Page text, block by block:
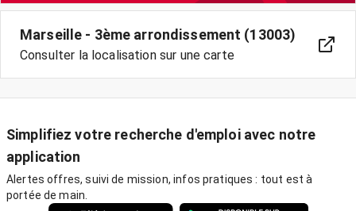
Marseille - 3ème arrondissement (13003)
Consulter la localisation sur une carte
Simplifiez votre recherche d'emploi avec notre
application
Alertes offres, suivi de mission, infos pratiques : tout est à
portée de main.